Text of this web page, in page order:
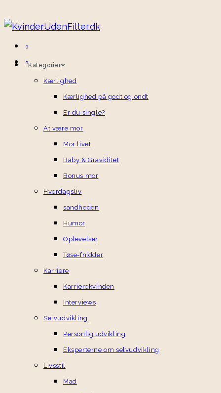
to
content
Kategorier
Kærlighed
Kærlighed på godt og ondt
Er du single?
At være mor
Mor livet
Baby & Graviditet
Bonus mor
Hverdagsliv
sandheden
Humor
Oplevelser
Tøse-fnidder
Karriere
Karrierekvinden
Interviews
Selvudvikling
Personlig udvikling
Eksperterne om selvudvikling
Livsstil
Mad